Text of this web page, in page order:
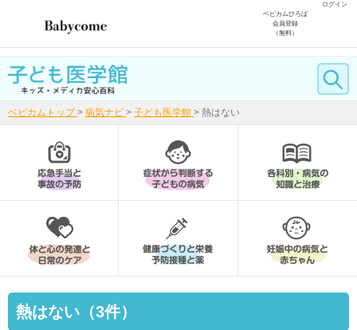
ログイン
ベビカムひろば
会員登録
（無料）
ベビカムトップ > 病気ナビ > 子ども医学館 > 熱はない
熱はない（3件）